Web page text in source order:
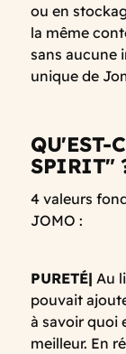
ou en
la même
sans aucune
unique de
QU'EST-
SPIRIT"
4 valeurs
JOMO :
PURETÉ| Au
pouvait
à savoir quoi
meilleur. En